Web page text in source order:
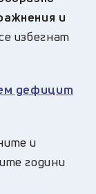
и
избегнат
дефицит
и
години